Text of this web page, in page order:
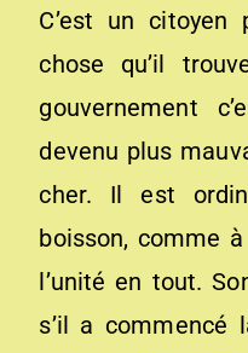
C’est un
chose qu’il
gouvernement
devenu plus
cher. Il est
boisson, comme
l’unité en tout.
s’il a commencé